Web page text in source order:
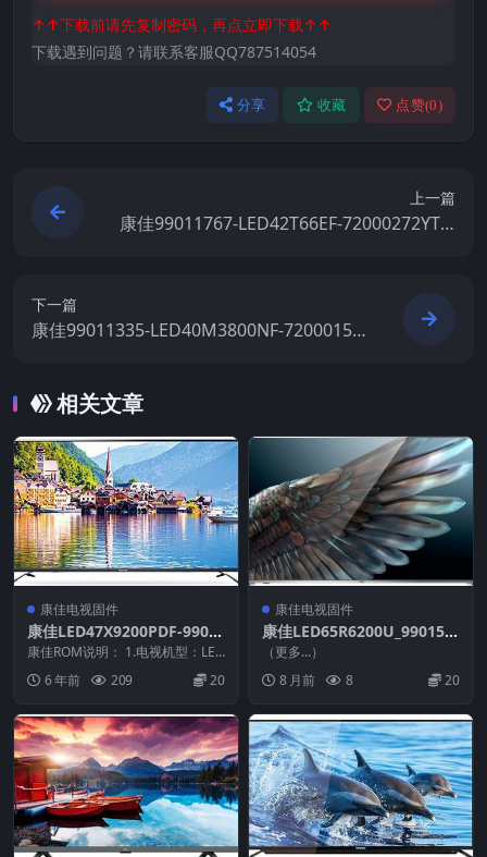
↑↑下载前请先复制密码，再点立即下载↑↑
下载遇到问题？请联系客服QQ787514054
分享 收藏 点赞(0)
上一篇
康佳99011767-LED42T66EF-72000272YT-V
下一篇
康佳99011335-LED40M3800NF-72000152
相关文章
康佳电视固件
康佳LED47X9200PDF-9901
1322-V1.0.12原厂系统刷机
电视固件包下载
康佳ROM说明： 1.电视机型：LED
47X9200PDF 2.物料号：9901...
6 年前 209 20
康佳电视固件
康佳LED65R6200U_990157
37-V1.0.05_72000947YT_U
盘刷机固件
（更多…）
8 月前
8 20